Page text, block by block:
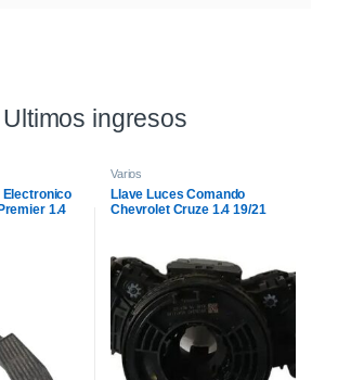
Ultimos ingresos
Electronico
1.4
Varios
Llave Luces Comando
Chevrolet Cruze 1.4 19/21